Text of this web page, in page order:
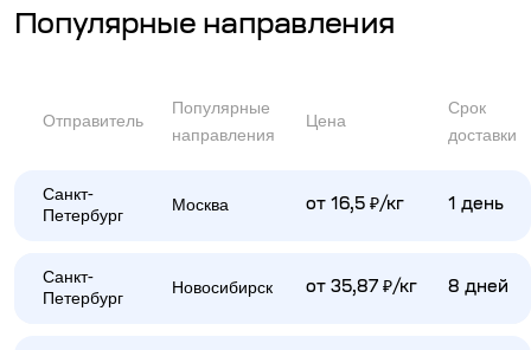
Популярные направления
Отправитель
Популярные
направления
Цена
Срок
доставки
Санкт-
Петербург
Москва от 16,5 ₽/кг 1 день
Санкт-
Петербург
Новосибирск от 35,87 ₽/кг 8 дней